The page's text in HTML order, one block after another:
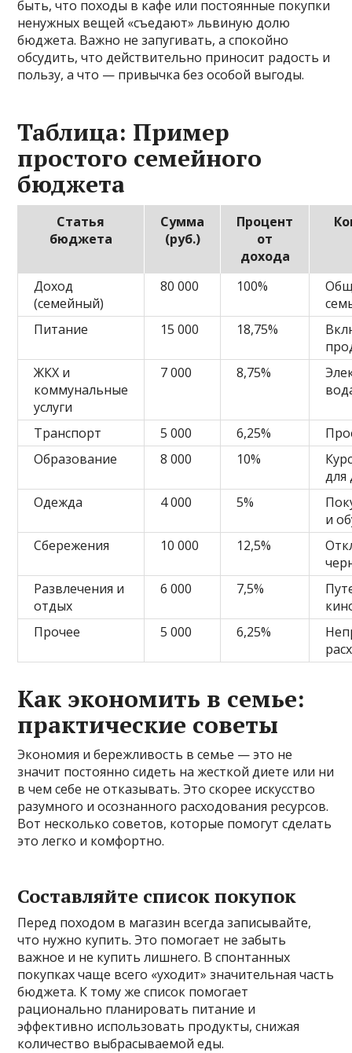
быть, что походы в кафе или постоянные покупки
ненужных вещей «съедают» львиную долю
бюджета. Важно не запугивать, а спокойно
обсудить, что действительно приносит радость и
пользу, а что — привычка без особой выгоды.
Таблица: Пример
простого семейного
бюджета
Статья
бюджета
Сумма
(руб.)
Процент
от
дохода
Доход
(семейный)
80 000 100%
Питание
15 000 18,75%
ЖКХ и
коммунальные
услуги
7 000 8,75%
Транспорт 5 000 6,25%
Образование
8 000 10%
для
Одежда
4 000 5%
и
Сбережения
10 000 12,5%
Развлечения и
отдых
6 000 7,5%
Прочее
5 000 6,25%
Как экономить в семье:
практические советы
Экономия и бережливость в семье — это не
значит постоянно сидеть на жесткой диете или ни
в чем себе не отказывать. Это скорее искусство
разумного и осознанного расходования ресурсов.
Вот несколько советов, которые помогут сделать
это легко и комфортно.
Составляйте список покупок
Перед походом в магазин всегда записывайте,
что нужно купить. Это помогает не забыть
важное и не купить лишнего. В спонтанных
покупках чаще всего «уходит» значительная часть
бюджета. К тому же список помогает
рационально планировать питание и
эффективно использовать продукты, снижая
количество выбрасываемой еды.